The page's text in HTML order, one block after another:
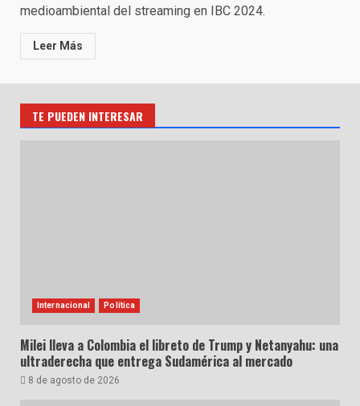
medioambiental del streaming en IBC 2024.
Leer Más
TE PUEDEN INTERESAR
Internacional Política
Milei lleva a Colombia el libreto de Trump y Netanyahu: una
ultraderecha que entrega Sudamérica al mercado
8 de agosto de 2026